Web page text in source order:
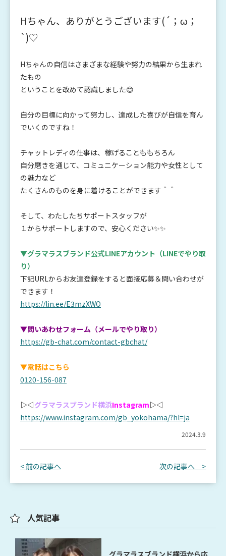
Hちゃん、ありがとうございます(´；ω；
`)♡
Hちゃんの自信はさまざまな経験や努力の結果から生まれ
たもの
ということを改めて認識しました😊
自分の目標に向かって努力し、達成した喜びが自信を育ん
でいくのですね！
チャットレディの仕事は、稼げることももちろん
自分磨きを通じて、コミュニケーション能力や女性として
の魅力など
たくさんのものを身に着けることができます＾＾
そして、わたしたちサポートスタッフが
１からサポートしますので、安心ください✨✨
▼グラマラスブランド公式LINEアカウント （LINEでやり取
り）
下記URLからお友達登録をすると面接応募＆問い合わせが
できます！
https://lin.ee/E3mzXWO
▼問いあわせフォーム（メールでやり取り）
https://gb-chat.com/contact-gbchat/
▼電話はこちら
0120-156-087
▷◁グラマラスブランド横浜Instagram▷◁
https://www.instagram.com/gb_yokohama/?hl=ja
2024.3.9
< 前の記事へ 次の記事へ >
人気記事
グラマラスブランド横浜から応